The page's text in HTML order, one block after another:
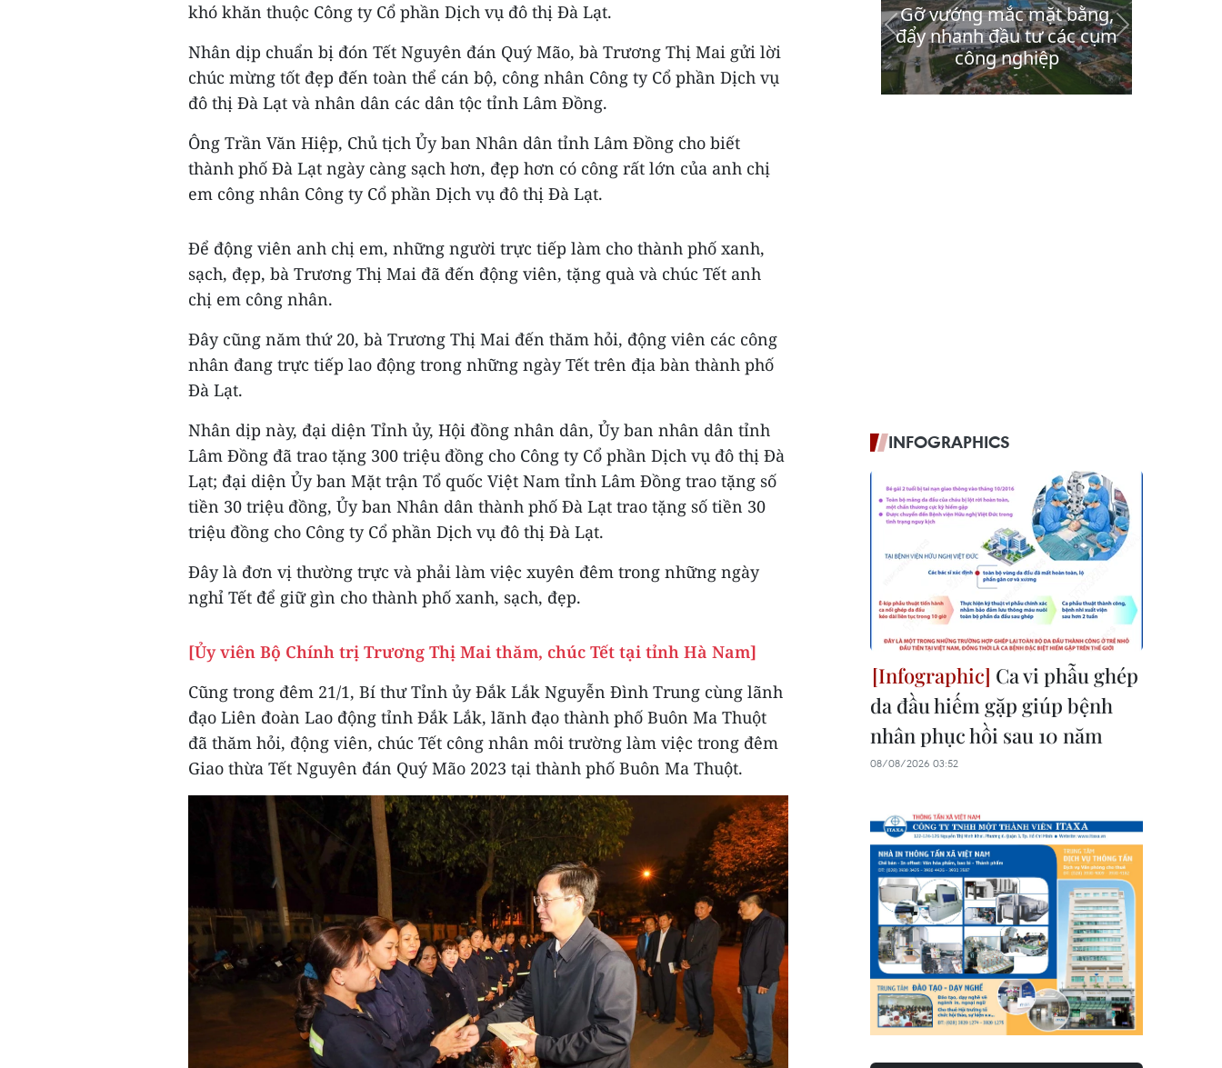
khó khăn thuộc Công ty Cổ phần Dịch vụ đô thị Đà Lạt.
Nhân dịp chuẩn bị đón Tết Nguyên đán Quý Mão, bà Trương Thị Mai gửi lời
chúc mừng tốt đẹp đến toàn thể cán bộ, công nhân Công ty Cổ phần Dịch vụ
đô thị Đà Lạt và nhân dân các dân tộc tỉnh Lâm Đồng.
Ông Trần Văn Hiệp, Chủ tịch Ủy ban Nhân dân tỉnh Lâm Đồng cho biết
thành phố Đà Lạt ngày càng sạch hơn, đẹp hơn có công rất lớn của anh chị
em công nhân Công ty Cổ phần Dịch vụ đô thị Đà Lạt.
Để động viên anh chị em, những người trực tiếp làm cho thành phố xanh,
sạch, đẹp, bà Trương Thị Mai đã đến động viên, tặng quà và chúc Tết anh
chị em công nhân.
Đây cũng năm thứ 20, bà Trương Thị Mai đến thăm hỏi, động viên các công
nhân đang trực tiếp lao động trong những ngày Tết trên địa bàn thành phố
Đà Lạt.
Nhân dịp này, đại diện Tỉnh ủy, Hội đồng nhân dân, Ủy ban nhân dân tỉnh
Lâm Đồng đã trao tặng 300 triệu đồng cho Công ty Cổ phần Dịch vụ đô thị Đà
Lạt; đại diện Ủy ban Mặt trận Tổ quốc Việt Nam tỉnh Lâm Đồng trao tặng số
tiền 30 triệu đồng, Ủy ban Nhân dân thành phố Đà Lạt trao tặng số tiền 30
triệu đồng cho Công ty Cổ phần Dịch vụ đô thị Đà Lạt.
Đây là đơn vị thường trực và phải làm việc xuyên đêm trong những ngày
nghỉ Tết để giữ gìn cho thành phố xanh, sạch, đẹp.
[Ủy viên Bộ Chính trị Trương Thị Mai thăm, chúc Tết tại tỉnh Hà Nam]
Cũng trong đêm 21/1, Bí thư Tỉnh ủy Đắk Lắk Nguyễn Đình Trung cùng lãnh
đạo Liên đoàn Lao động tỉnh Đắk Lắk, lãnh đạo thành phố Buôn Ma Thuột
đã thăm hỏi, động viên, chúc Tết công nhân môi trường làm việc trong đêm
Giao thừa Tết Nguyên đán Quý Mão 2023 tại thành phố Buôn Ma Thuột.
INFOGRAPHICS
Ca vi phẫu ghép
da đầu hiếm gặp giúp bệnh
nhân phục hồi sau 10 năm
08/08/2026 03:52